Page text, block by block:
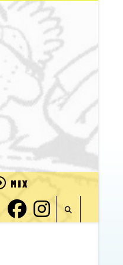
MIX